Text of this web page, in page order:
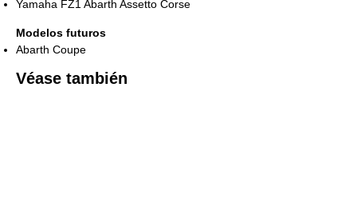
Yamaha FZ1 Abarth Assetto Corse
Modelos futuros
Abarth Coupe
Véase también